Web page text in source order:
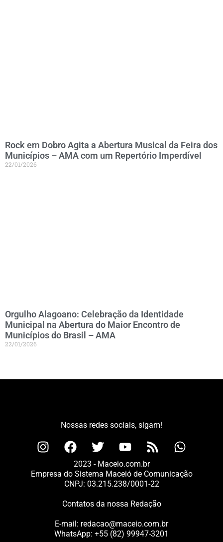
Rock em Dobro Agita a Abertura Musical da Feira dos
Municípios – AMA com um Repertório Imperdível
22/01/2026
Orgulho Alagoano: Celebração da Identidade
Municipal na Abertura do Maior Encontro de
Municípios do Brasil – AMA
22/01/2026
Nossas redes sociais, sigam!
2023 - Maceio.com.br
Empresa do Sistema Maceió de Comunicação
CNPJ: 03.215.238/0001-22
Contatos da nossa Redação
E-mail: redacao@maceio.com.br
WhatsApp: +55 (82) 99947-3201